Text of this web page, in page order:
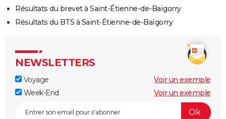
Résultats du brevet à Saint-Étienne-de-Baïgorry
Résultats du BTS à Saint-Étienne-de-Baïgorry
NEWSLETTERS
Voyage
Voir un exemple
Week-End
Voir un exemple